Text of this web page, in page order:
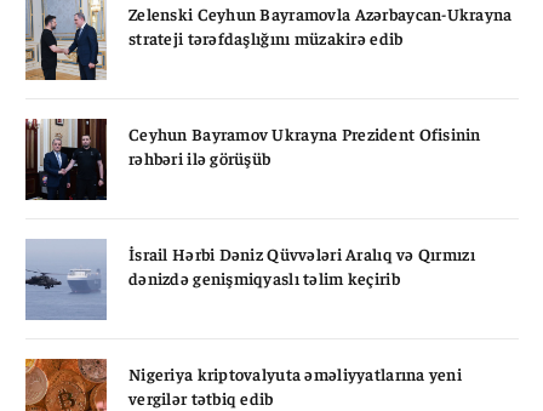
Zelenski Ceyhun Bayramovla Azərbaycan-Ukrayna
strateji tərəfdaşlığını müzakirə edib
Ceyhun Bayramov Ukrayna Prezident Ofisinin
rəhbəri ilə görüşüb
İsrail Hərbi Dəniz Qüvvələri Aralıq və Qırmızı
dənizdə genişmiqyaslı təlim keçirib
Nigeriya kriptovalyuta əməliyyatlarına yeni
vergilər tətbiq edib